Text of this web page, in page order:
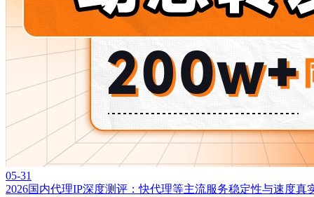
05-31
2026国内代理IP深度测评：快代理等主流服务稳定性与速度真